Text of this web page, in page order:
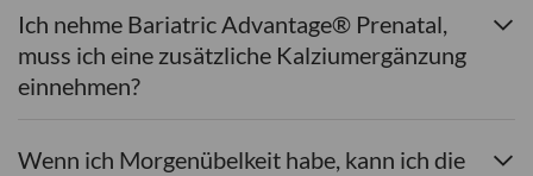
Ich nehme Bariatric Advantage® Prenatal,
muss ich eine zusätzliche Kalziumergänzung
einnehmen?
Wenn ich Morgenübelkeit habe, kann ich die